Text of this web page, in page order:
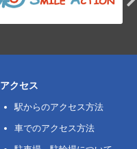
アクセス
駅からのアクセス方法
車でのアクセス方法